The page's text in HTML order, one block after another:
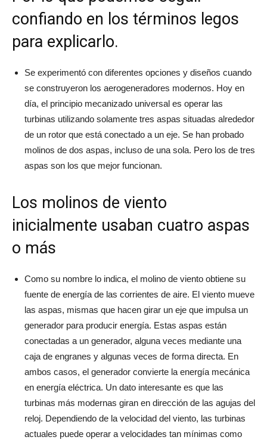
confiando en los términos legos
para explicarlo.
Se experimentó con diferentes opciones y diseños cuando
se construyeron los aerogeneradores modernos. Hoy en
día, el principio mecanizado universal es operar las
turbinas utilizando solamente tres aspas situadas alrededor
de un rotor que está conectado a un eje. Se han probado
molinos de dos aspas, incluso de una sola. Pero los de tres
aspas son los que mejor funcionan.
Los molinos de viento
inicialmente usaban cuatro aspas
o más
Como su nombre lo indica, el molino de viento obtiene su
fuente de energía de las corrientes de aire. El viento mueve
las aspas, mismas que hacen girar un eje que impulsa un
generador para producir energía. Estas aspas están
conectadas a un generador, alguna veces mediante una
caja de engranes y algunas veces de forma directa. En
ambos casos, el generador convierte la energía mecánica
en energía eléctrica. Un dato interesante es que las
turbinas más modernas giran en dirección de las agujas del
reloj. Dependiendo de la velocidad del viento, las turbinas
actuales puede operar a velocidades tan mínimas como